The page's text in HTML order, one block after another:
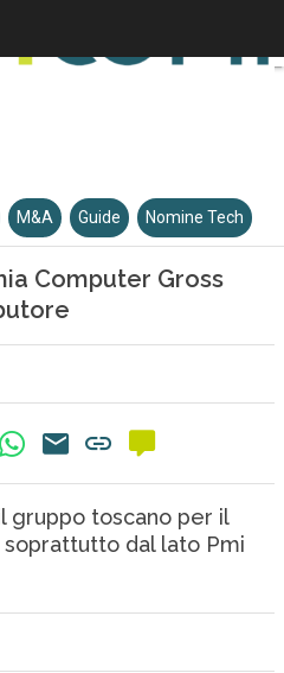
M&A Guide Nomine Tech
Computer Gross
gruppo toscano per il
soprattutto dal lato Pmi